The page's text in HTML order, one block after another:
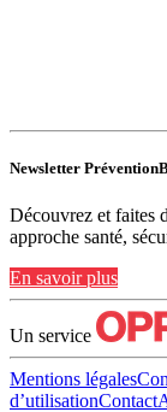
Newsletter
Découvrez et faites
approche santé,
En savoir plus
Un service
Mentions légales
d’utilisationContact